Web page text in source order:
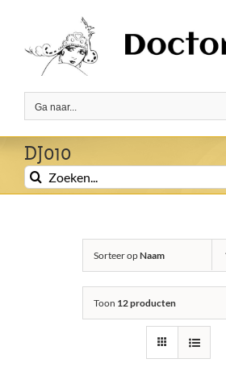
inhoud
Ga naar...
DJ010
Zoeken
naar:
Sorteer opNaam
Toon 12 producten